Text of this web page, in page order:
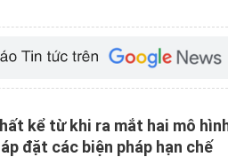
kể từ khi ra mắt hai mô
đặt các biện pháp hạn chế